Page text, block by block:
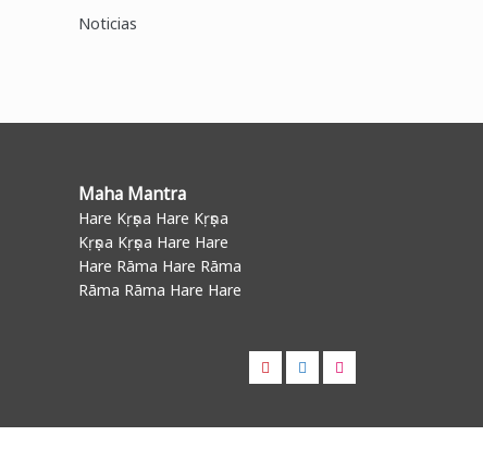
Noticias
Maha Mantra
Hare Kṛṣṇa Hare Kṛṣṇa
Kṛṣṇa Kṛṣṇa Hare Hare
Hare Rāma Hare Rāma
Rāma Rāma Hare Hare